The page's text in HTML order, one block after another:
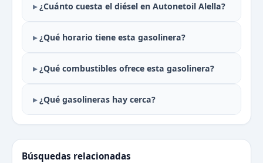
¿Cuánto cuesta el diésel en Autonetoil Alella?
¿Qué horario tiene esta gasolinera?
¿Qué combustibles ofrece esta gasolinera?
¿Qué gasolineras hay cerca?
Búsquedas relacionadas